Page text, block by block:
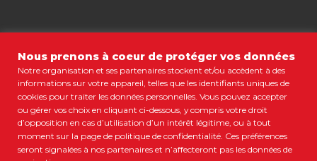
MENTIONS LÉGALES •CGV• POLITIQUE DE CONFIDENTIALITÉ
COOKIES•PLAN DU SITE
© COPYRIGHT 2021 COLORBÜS MARSEILLE • TOUS DROITS
RÉSERVÉS
RESTONS CONNECTÉS
Nous prenons à coeur de protéger vos données
Notre organisation et ses partenaires stockent et/ou accèdent à des
informations sur votre appareil, telles que les identifiants uniques de
cookies pour traiter les données personnelles. Vous pouvez accepter
ou gérer vos choix en cliquant ci-dessous, y compris votre droit
d’opposition en cas d’utilisation d’un intérêt légitime, ou à tout
moment sur la page de politique de confidentialité. Ces préférences
seront signalées à nos partenaires et n’affecteront pas les données de